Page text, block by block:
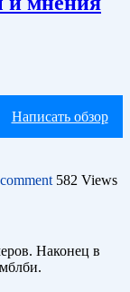
Написать обзор
582 Views
Наконец в